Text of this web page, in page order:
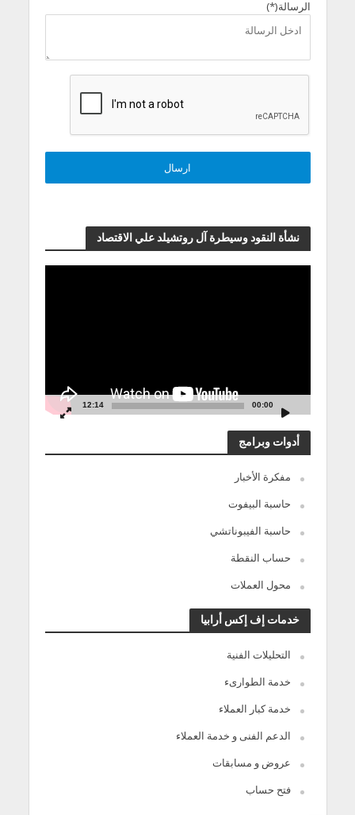
الرسالة(*)
نشأة النقود وسيطرة آل روتشيلد علي الاقتصاد
00:00
12:14
أدوات وبرامج
مفكرة الأخبار
حاسبة البيفوت
حاسبة الفيبوناتشي
حساب النقطة
محول العملات
خدمات إف إكس أرابيا
التحليلات الفنية
خدمة الطوارىء
خدمة كبار العملاء
الدعم الفنى و خدمة العملاء
عروض و مسابقات
فتح حساب